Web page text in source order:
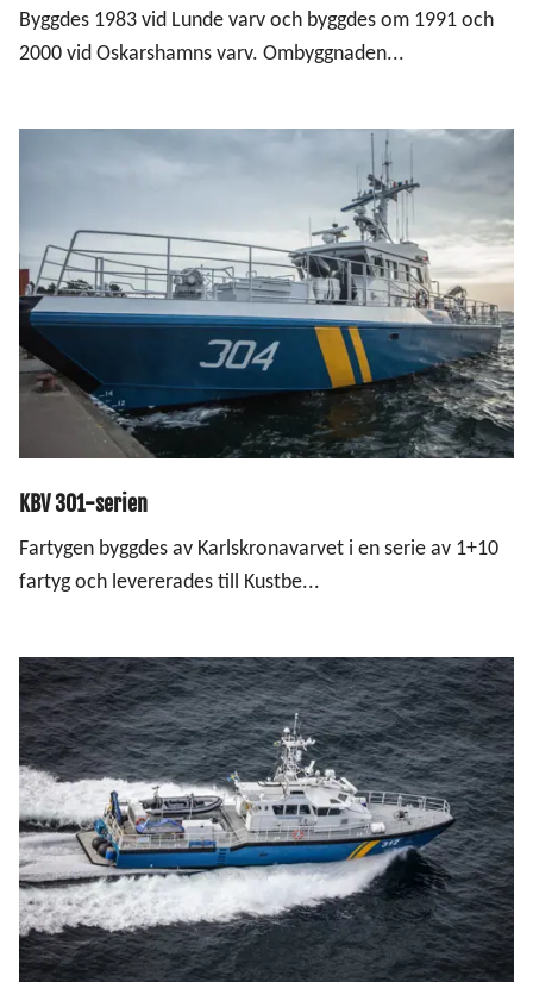
Byggdes 1983 vid Lunde varv och byggdes om 1991 och
2000 vid Oskarshamns varv. Ombyggnaden...
KBV 301-serien
Fartygen byggdes av Karlskronavarvet i en serie av 1+10
fartyg och levererades till Kustbe...